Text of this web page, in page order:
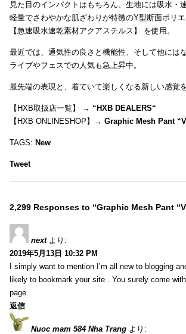
見た目のインパクトはもちろん、生地には吸水・
軽量でさわやかな肌ざわりが特徴のY型断面ポリ
【急速吸水速乾素材アクアステルス】 を使用。
最近では、通気性の良さと機能性、そして他には
ライブやフェスでの人気も急上昇中。
最先端の表現と、着ていて楽しくなる新しい感覚
【HXB取扱店一覧】 → “HXB DEALERS“
【HXB ONLINESHOP】→ Graphic Mesh Pant
TAGS: New
Tweet
2,299 Responses to “Graphic Mesh Pant
next より:
2019年5月13日 10:32 PM
I simply want to mention I’m all new to blogging
likely to bookmark your site . You surely come
page.
返信
Nuoc mam 584 Nha Trang より: